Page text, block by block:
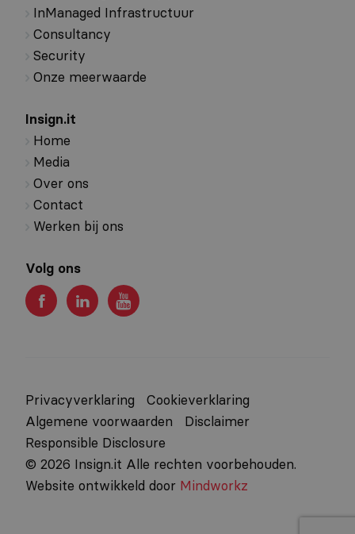
InManaged Infrastructuur
Consultancy
Security
Onze meerwaarde
Insign.it
Home
Media
Over ons
Contact
Werken bij ons
Volg ons
Privacyverklaring
Cookieverklaring
Algemene voorwaarden
Disclaimer
Responsible Disclosure
© 2026 Insign.it Alle rechten voorbehouden.
Website ontwikkeld door Mindworkz